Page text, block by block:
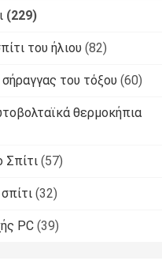
(229)
του ήλιου (82)
του τόξου (60)
θερμοκήπια
Σπίτι (57)
(32)
PC (39)